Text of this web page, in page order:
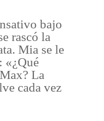
bajo
rascó la
Mia se le
«¿Qué
La
cada vez